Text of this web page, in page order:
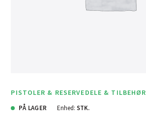
PISTOLER & RESERVEDELE & TILBEHØR
PÅ LAGER Enhed: STK.